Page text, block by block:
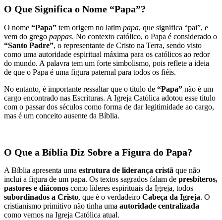
O Que Significa o Nome “Papa”?
O nome “Papa” tem origem no latim papa, que significa “pai”, e
vem do grego pappas. No contexto católico, o Papa é considerado o
“Santo Padre”, o representante de Cristo na Terra, sendo visto
como uma autoridade espiritual máxima para os católicos ao redor
do mundo. A palavra tem um forte simbolismo, pois reflete a ideia
de que o Papa é uma figura paternal para todos os fiéis.
No entanto, é importante ressaltar que o título de “Papa” não é um
cargo encontrado nas Escrituras. A Igreja Católica adotou esse título
com o passar dos séculos como forma de dar legitimidade ao cargo,
mas é um conceito ausente da Bíblia.
O Que a Bíblia Diz Sobre a Figura do Papa?
A Bíblia apresenta uma estrutura de liderança cristã que não
inclui a figura de um papa. Os textos sagrados falam de presbíteros,
pastores e diáconos como líderes espirituais da Igreja, todos
subordinados a Cristo, que é o verdadeiro Cabeça da Igreja. O
cristianismo primitivo não tinha uma autoridade centralizada
como vemos na Igreja Católica atual.